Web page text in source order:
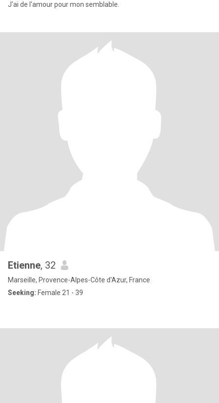
J'ai de l'amour pour mon semblable.
Etienne, 32
Marseille, Provence-Alpes-Côte d'Azur, France
Seeking: Female 21 - 39